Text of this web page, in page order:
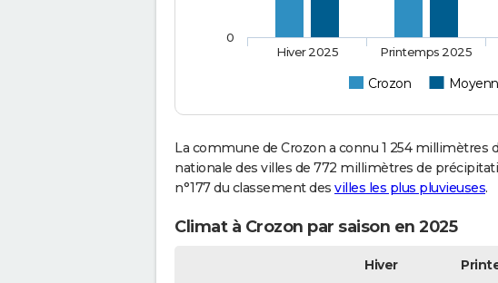
Crozon
Hiver 2025 Printemps 2025
0
La commune de Crozon a connu 1 254 millimètres
nationale des villes de 772 millimètres de
n°177 du classement des villes les plus pluvieuses.
Climat à Crozon par saison en 2025
Hiver